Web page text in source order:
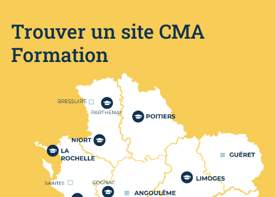
Trouver un site CMA
Formation
Nos centres de formation